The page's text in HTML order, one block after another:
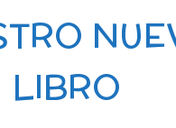
LIBRO